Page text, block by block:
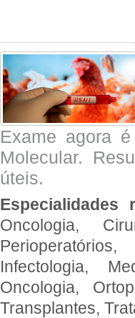
Exame agora
Molecular.
úteis.
Especialidades
Oncologia,
Infectologia,
Oncologia,
Transplantes,